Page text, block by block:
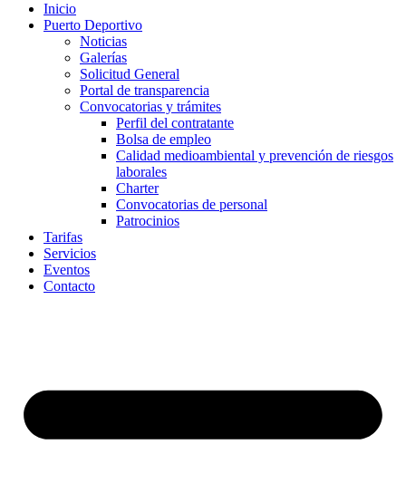
Inicio
Puerto Deportivo
Noticias
Galerías
Solicitud General
Portal de transparencia
Convocatorias y trámites
Perfil del contratante
Bolsa de empleo
Calidad medioambiental y prevención de riesgos
laborales
Charter
Convocatorias de personal
Patrocinios
Tarifas
Servicios
Eventos
Contacto